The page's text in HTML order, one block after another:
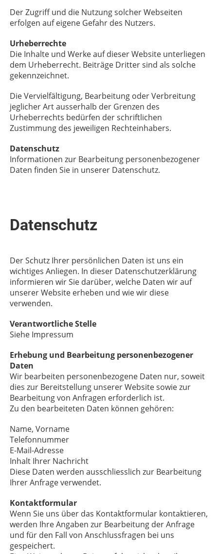
Der Zugriff und die Nutzung solcher Webseiten
erfolgen auf eigene Gefahr des Nutzers.
Urheberrechte
Die Inhalte und Werke auf dieser Website unterliegen
dem Urheberrecht. Beiträge Dritter sind als solche
gekennzeichnet.
Die Vervielfältigung, Bearbeitung oder Verbreitung
jeglicher Art ausserhalb der Grenzen des
Urheberrechts bedürfen der schriftlichen
Zustimmung des jeweiligen Rechteinhabers.
Datenschutz
Informationen zur Bearbeitung personenbezogener
Daten finden Sie in unserer Datenschutz.
Datenschutz
Der Schutz Ihrer persönlichen Daten ist uns ein
wichtiges Anliegen. In dieser Datenschutzerklärung
informieren wir Sie darüber, welche Daten wir auf
unserer Website erheben und wie wir diese
verwenden.
Verantwortliche Stelle
Siehe Impressum
Erhebung und Bearbeitung personenbezogener
Daten
Wir bearbeiten personenbezogene Daten nur, soweit
dies zur Bereitstellung unserer Website sowie zur
Bearbeitung von Anfragen erforderlich ist.
Zu den bearbeiteten Daten können gehören:
Name, Vorname
Telefonnummer
E-Mail-Adresse
Inhalt Ihrer Nachricht
Diese Daten werden ausschliesslich zur Bearbeitung
Ihrer Anfrage verwendet.
Kontaktformular
Wenn Sie uns über das Kontaktformular kontaktieren,
werden Ihre Angaben zur Bearbeitung der Anfrage
und für den Fall von Anschlussfragen bei uns
gespeichert.